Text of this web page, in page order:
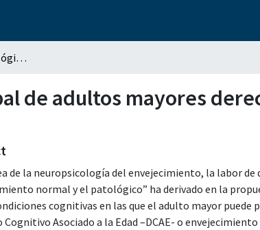
Evaluación neuropsicológica global de adultos mayores derechohabientes de la UMF No. 2 del IMSS
de adultos mayores
de la neuropsicología del envejecimiento, la labor
normal y el patológico” ha derivado en la
cognitivas en las que el adulto mayor puede
Asociado a la Edad –DCAE- o